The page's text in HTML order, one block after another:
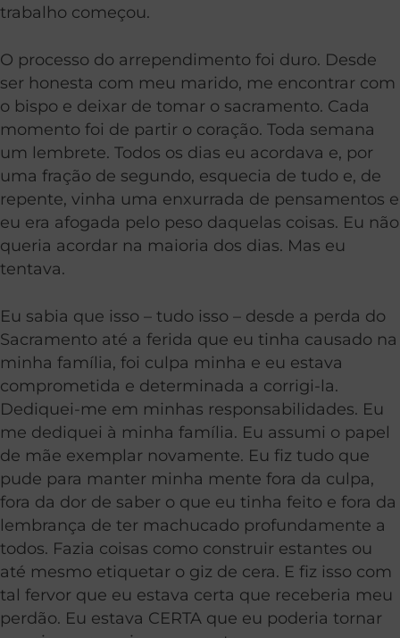
trabalho começou.
O processo do arrependimento foi duro. Desde
ser honesta com meu marido, me encontrar com
o bispo e deixar de tomar o sacramento. Cada
momento foi de partir o coração. Toda semana
um lembrete. Todos os dias eu acordava e, por
uma fração de segundo, esquecia de tudo e, de
repente, vinha uma enxurrada de pensamentos e
eu era afogada pelo peso daquelas coisas. Eu não
queria acordar na maioria dos dias. Mas eu
tentava.
Eu sabia que isso – tudo isso – desde a perda do
Sacramento até a ferida que eu tinha causado na
minha família, foi culpa minha e eu estava
comprometida e determinada a corrigi-la.
Dediquei-me em minhas responsabilidades. Eu
me dediquei à minha família. Eu assumi o papel
de mãe exemplar novamente. Eu fiz tudo que
pude para manter minha mente fora da culpa,
fora da dor de saber o que eu tinha feito e fora da
lembrança de ter machucado profundamente a
todos. Fazia coisas como construir estantes ou
até mesmo etiquetar o giz de cera. E fiz isso com
tal fervor que eu estava certa que receberia meu
perdão. Eu estava CERTA que eu poderia tornar